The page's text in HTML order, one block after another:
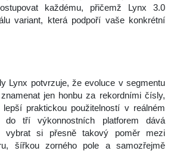
každému, přičemž Lynx 3.0
variant, která podpoří vaše konkrétní
Lynx potvrzuje, že evoluce v segmentu
jen honbu za rekordními čísly,
praktickou použitelností v reálném
tří výkonnostních platforem dává
vybrat si přesně takový poměr mezi
šířkou zorného pole a samozřejmě